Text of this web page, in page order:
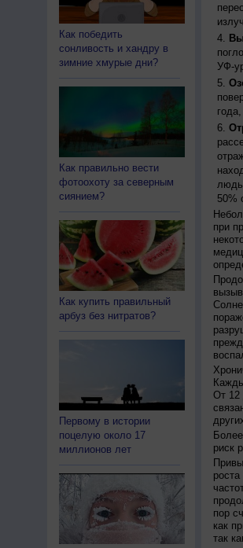
Как победить
сонливость и хандру в
зимние хмурые дни?
Как правильно вести
фотоохоту за северным
сиянием?
Как купить правильный
арбуз без нитратов?
Первому в истории
поцелую около 17
миллионов лет
УФ-
50%
при
От 12
риск
пор
как
так